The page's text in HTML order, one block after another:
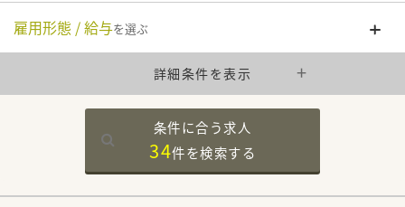
雇用形態 / 給与を選ぶ
詳細条件を表示
条件に合う求人
34件を検索する